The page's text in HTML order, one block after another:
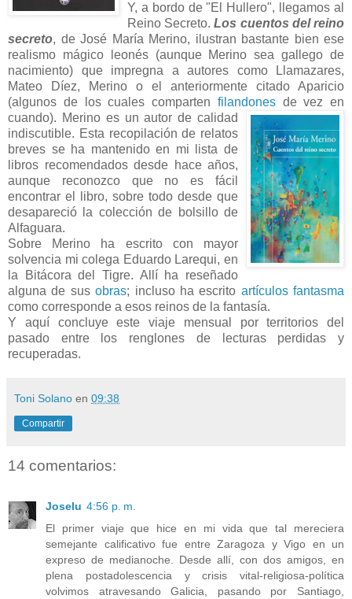
Y, a bordo de "El Hullero", llegamos al
Reino Secreto.Los cuentos del reino
secreto, de José María Merino, ilustran bastante bien ese
realismo mágico leonés (aunque Merino sea gallego de
nacimiento) que impregna a autores como Llamazares,
Mateo Díez, Merino o el anteriormente citado Aparicio
(algunos de los cuales comparten filandonesde vez en
cuando). Merino es un autor de calidad
indiscutible. Esta recopilación de relatos
breves se ha mantenido en mi lista de
libros recomendados desde hace años,
aunque reconozco que no es fácil
encontrar el libro, sobre todo desde que
desapareció la colección de bolsillo de
Alfaguara.
Sobre Merino ha escrito con mayor
solvencia mi colega Eduardo Larequi, en
la Bitácora del Tigre. Allí ha reseñado
alguna de susobras; incluso ha escrito artículos fantasma
como corresponde a esos reinos de la fantasía.
Y aquí concluye este viaje mensual por territorios del
pasado entre los renglones de lecturas perdidas y
recuperadas.
Toni Solano en 09:38
Compartir
14 comentarios:
Joselu 4:56 p. m.
El primer viaje que hice en mi vida que tal mereciera
semejante calificativo fue entre Zaragoza y Vigo en un
expreso de medianoche. Desde allí, con dos amigos, en
plena postadolescencia y crisis vital-religiosa-política
volvimos atravesando Galicia, pasando por Santiago,